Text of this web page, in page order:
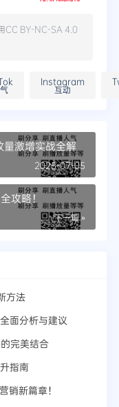
CC BY-NC-SA 4.0
Instagram
互动
激增实战全解
2025-07-05
攻略！
下一篇 »
方法
面分析与建议
完美结合
指南
销新篇章！